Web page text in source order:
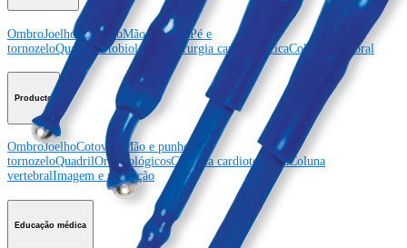
OmbroJoelho CotoveloMão e punhoPé e
tornozeloQuadril Ortobiológicos Cirurgia cardiotorácicaColuna vertebral
Producto
OmbroJoelhoCotovelo Mão e punho
Pé e
tornozeloQuadrilOrtobiológicosCirurgia cardiotorácicaColuna
vertebralImagem e ressecção
Educação médica